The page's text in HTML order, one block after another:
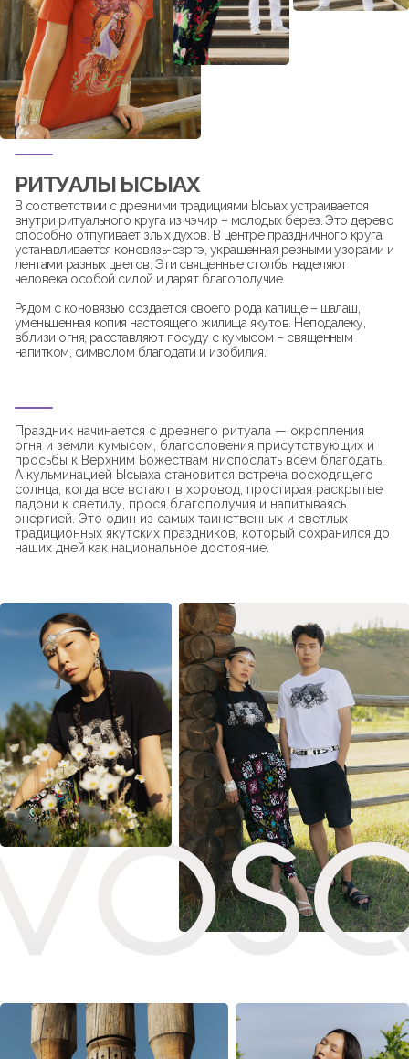
РИТУАЛЫ ЫСЫАХ
В соответствии с древними традициями Ысыах устраивается
внутри ритуального круга из чэчир – молодых берез. Это дерево
способно отпугивает злых духов. В центре праздничного круга
устанавливается коновязь-сэргэ, украшенная резными узорами и
лентами разных цветов. Эти священные столбы наделяют
человека особой силой и дарят благополучие.
Рядом с коновязью создается своего рода капище – шалаш,
уменьшенная копия настоящего жилища якутов. Неподалеку,
вблизи огня, расставляют посуду с кумысом – священным
напитком, символом благодати и изобилия.
Праздник начинается с древнего ритуала — окропления
огня и земли кумысом, благословения присутствующих и
просьбы к Верхним Божествам ниспослать всем благодать.
А кульминацией Ысыаха становится встреча восходящего
солнца, когда все встают в хоровод, простирая раскрытые
ладони к светилу, прося благополучия и напитываясь
энергией. Это один из самых таинственных и светлых
традиционных якутских праздников, который сохранился до
наших дней как национальное достояние.